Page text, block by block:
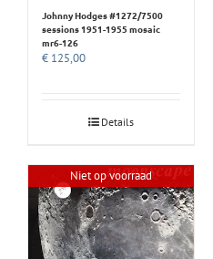
Johnny Hodges #1272/7500
sessions 1951-1955 mosaic
mr6-126
€ 125,00
Details
Niet op voorraad